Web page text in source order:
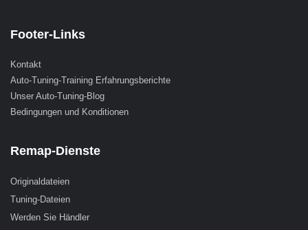
Footer-Links
Kontakt
Auto-Tuning-Training Erfahrungsberichte
Unser Auto-Tuning-Blog
Bedingungen und Konditionen
Remap-Dienste
Originaldateien
Tuning-Dateien
Werden Sie Händler